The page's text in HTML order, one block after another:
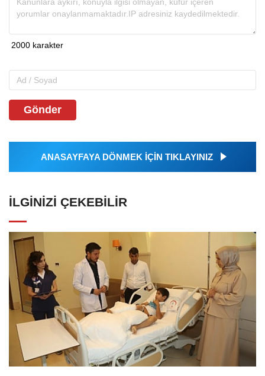
Gönder
ANASAYFAYA DÖNMEK İÇİN TIKLAYINIZ
İLGINIZI ÇEKEBILIR